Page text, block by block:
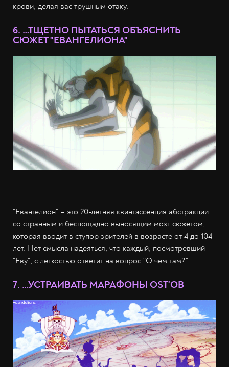
крови, делая вас трушным отаку.
6. …ТЩЕТНО ПЫТАТЬСЯ ОБЪЯСНИТЬ
СЮЖЕТ "ЕВАНГЕЛИОНА"
"Евангелион" – это 20-летняя квинтэссенция абстракции
со странным и беспощадно выносящим мозг сюжетом,
которая вводит в ступор зрителей в возрасте от 4 до 104
лет. Нет смысла надеяться, что каждый, посмотревший
"Еву", с легкостью ответит на вопрос "О чем там?"
7. …УСТРАИВАТЬ МАРАФОНЫ OST'ОВ